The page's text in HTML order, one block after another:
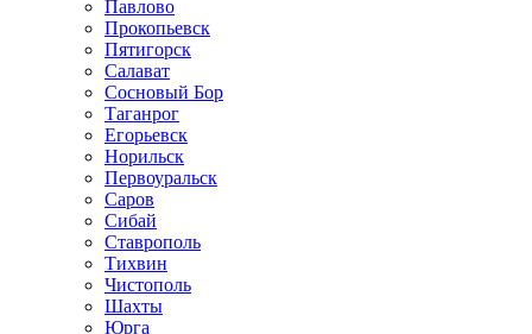
Павлово
Прокопьевск
Пятигорск
Салават
Сосновый Бор
Таганрог
Егорьевск
Норильск
Первоуральск
Саров
Сибай
Ставрополь
Тихвин
Чистополь
Шахты
Юрга